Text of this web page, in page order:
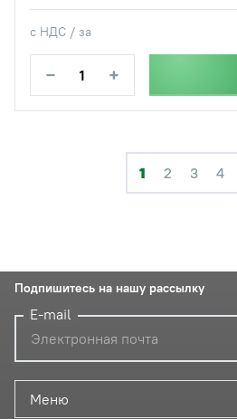
с НДС / за
− +
1 2 3 4
Меню
Подпишитесь на нашу рассылку
E-mail